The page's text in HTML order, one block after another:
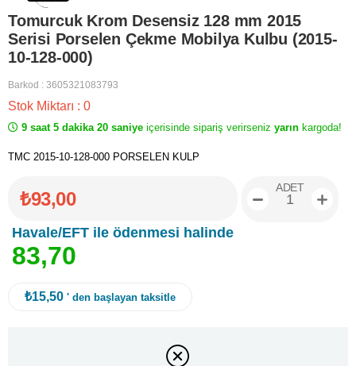
Tomurcuk Krom Desensiz 128 mm 2015
Serisi Porselen Çekme Mobilya Kulbu (2015-
10-128-000)
Barkod : 3605321083793
Stok Miktarı : 0
9 saat 5 dakika 20 saniye içerisinde sipariş verirseniz yarın kargoda!
TMC 2015-10-128-000 PORSELEN KULP
₺93,00
Havale/EFT ile ödenmesi halinde
83,70
ADET
₺15,50 ' den başlayan taksitle